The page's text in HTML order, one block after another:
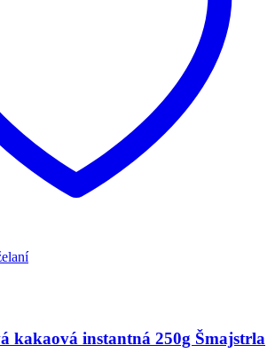
kakaová instantná 250g Šmajstrla